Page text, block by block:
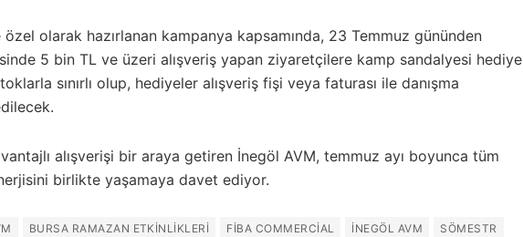
özel olarak hazırlanan kampanya kapsamında, 23 Temmuz gününden
5 bin TL ve üzeri alışveriş yapan ziyaretçilere kamp sandalyesi hediye
sınırlı olup, hediyeler alışveriş fişi veya faturası ile danışma
alışverişi bir araya getiren İnegöl AVM, temmuz ayı boyunca tüm
birlikte yaşamaya davet ediyor.
BURSA RAMAZAN ETKINLIKLERI FIBA COMMERCIAL INEGÖL AVM SÖMESTR